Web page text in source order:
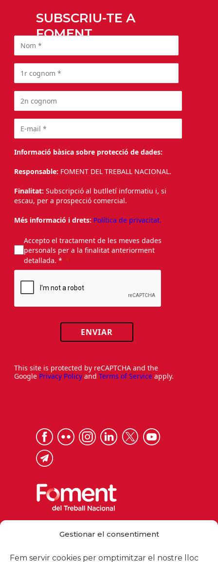
Gestionar el consentiment
Fem servir cookies per omptimitzar el nostre lloc
SUBSCRIU-TE A
FOMENT
Informació bàsica sobre protecció de dades:
Responsable: FOMENT DEL TREBALL NACIONAL.
Finalitat: Subscripció al butlletí informatiu i, si
escau, per a prospecció comercial.
Més informació i drets: Política de privacitat.
Accepto el tractament de les meves dades
personals per a la finalitat anteriorment
detallada. *
ENVIAR
This site is protected by reCAPTCHA and the
Google Privacy Policy and Terms of Service apply.
foment@foment.com